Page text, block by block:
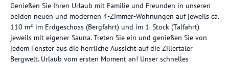
Genießen Sie Ihren Urlaub mit Familie und Freunden in unseren
beiden neuen und modernen 4-Zimmer-Wohnungen auf jeweils ca.
110 m² im Erdgeschoss (Bergfahrt) und im 1. Stock (Talfahrt)
jeweils mit eigener Sauna. Treten Sie ein und genießen Sie von
jedem Fenster aus die herrliche Aussicht auf die Zillertaler
Bergwelt. Urlaub vom ersten Moment an! Unser schnelles